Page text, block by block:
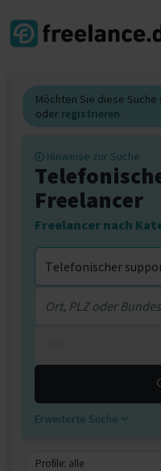
Möchten Sie diese
oder registrieren
Hinweise zur Suche
Freelancer
Freelancer nach
Erweiterte Suche
Profile: alle